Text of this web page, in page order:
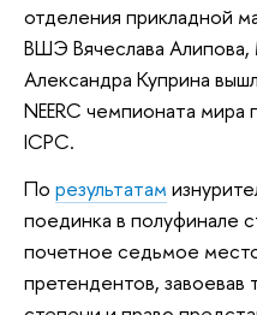
отделения прикладной
ВШЭ Вячеслава Алипова,
Александра Куприна
NEERC чемпионата
ICPC.
По результатам
поединка в полуфинале
почетное седьмое
претендентов,